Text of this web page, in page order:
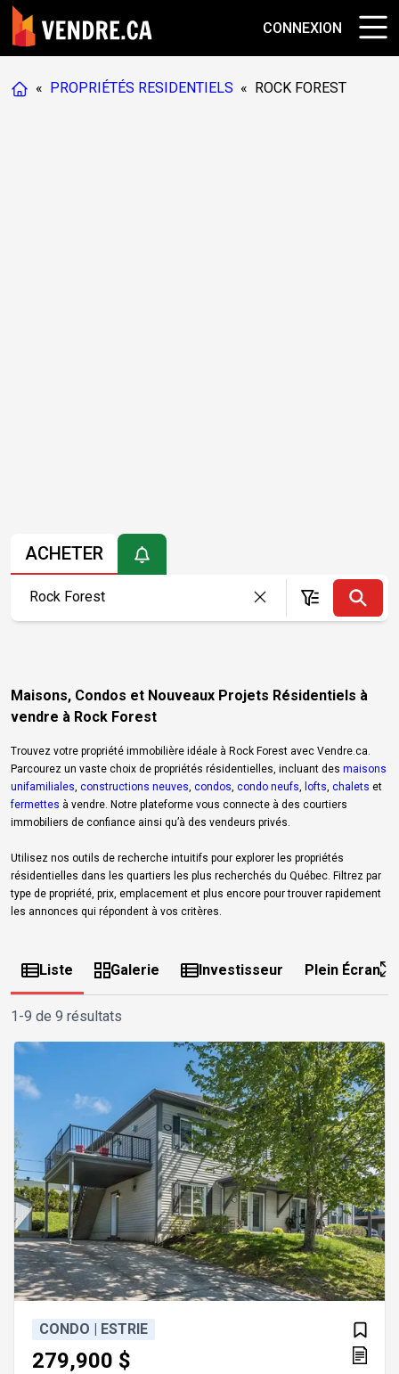
CONNEXION
« PROPRIÉTÉS RESIDENTIELS « ROCK FOREST
ACHETER
Maisons, Condos et Nouveaux Projets Résidentiels à
vendre à Rock Forest
Trouvez votre propriété immobilière idéale à Rock Forest avec Vendre.ca.
Parcourez un vaste choix de propriétés résidentielles, incluant des maisons
unifamiliales constructions neuves condos condo neufs lofts chalets et
fermettes à vendre. Notre plateforme vous connecte à des courtiers
immobiliers de confiance ainsi qu’à des vendeurs privés.
Utilisez nos outils de recherche intuitifs pour explorer les propriétés
résidentielles dans les quartiers les plus recherchés du Québec. Filtrez par
type de propriété, prix, emplacement et plus encore pour trouver rapidement
les annonces qui répondent à vos critères.
Liste Galerie Investisseur Plein Écran
1-9 de 9 résultats
CONDO | ESTRIE
279,900 $